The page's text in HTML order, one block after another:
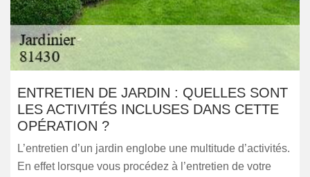
ENTRETIEN DE JARDIN : QUELLES SONT
LES ACTIVITÉS INCLUSES DANS CETTE
OPÉRATION ?
L’entretien d’un jardin englobe une multitude d’activités.
En effet lorsque vous procédez à l’entretien de votre